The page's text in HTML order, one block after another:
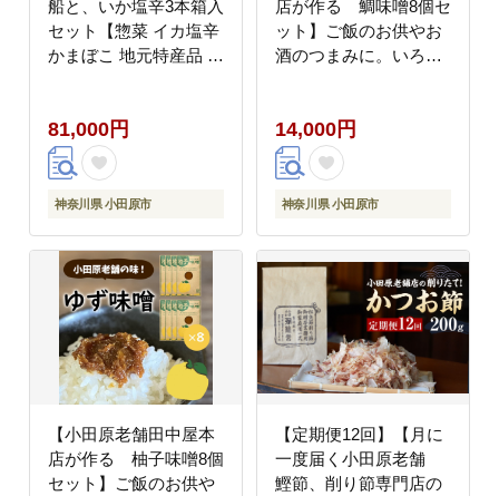
船と、いか塩辛3本箱入
セット【惣菜 イカ塩辛
かまぼこ 地元特産品 小
まき 錦玉子 なるとまき
神奈川県 小田原市 】
81,000円
神奈川県 小田原市
店が作る 鯛味噌8個セ
ット】ご飯のお供やお
酒のつまみに。いろい
田原市 】
14,000円
神奈川県 小田原市
【小田原老舗田中屋本
店が作る 柚子味噌8個
セット】ご飯のお供や
【定期便12回】【月に
一度届く小田原老舗
鰹節、削り節専門店の